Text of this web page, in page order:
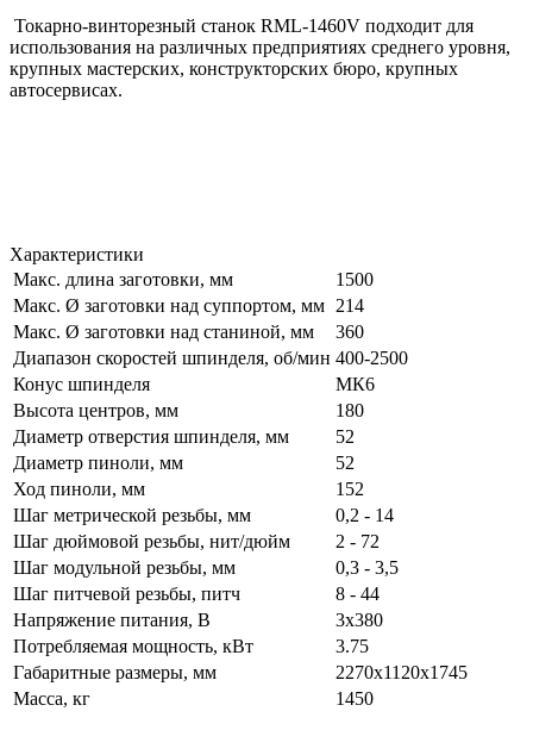
Токарно-винторезный станок RML-1460V подходит для
использования на различных предприятиях среднего уровня,
крупных мастерских, конструкторских бюро, крупных
автосервисах.
Характеристики
Макс. длина заготовки, мм
1500
Макс. Ø заготовки над суппортом, мм 214
Макс. Ø заготовки над станиной, мм
360
Диапазон скоростей шпинделя, об/мин 400-2500
Конус шпинделя
MК6
Высота центров, мм
180
Диаметр отверстия шпинделя, мм
52
Диаметр пиноли, мм
52
Ход пиноли, мм
152
Шаг метрической резьбы, мм
0,2 - 14
Шаг дюймовой резьбы, нит/дюйм
2 - 72
Шаг модульной резьбы, мм
0,3 - 3,5
Шаг питчевой резьбы, питч
8 - 44
Напряжение питания, В
3x380
Потребляемая мощность, кВт
3.75
Габаритные размеры, мм
2270х1120х1745
Масса, кг
1450